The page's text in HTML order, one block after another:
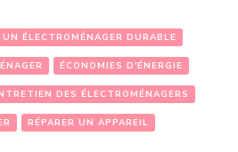
ÉLECTROMÉNAGER DURABLE
ÉCONOMIES D'ÉNERGIE
DES ÉLECTROMÉNAGERS
RÉPARER UN APPAREIL